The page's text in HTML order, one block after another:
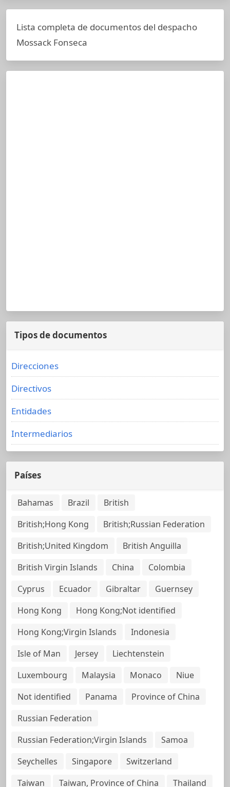
Lista completa de documentos del despacho
Mossack Fonseca
Tipos de documentos
Direcciones
Directivos
Entidades
Intermediarios
Países
Bahamas Brazil
British
British;Hong Kong
British;Russian Federation
British;United Kingdom
British Anguilla
British Virgin Islands
China
Colombia
Cyprus
Ecuador Gibraltar
Guernsey
Hong Kong
Hong Kong;Not identified
Hong Kong;Virgin Islands
Indonesia
Isle of Man
Jersey
Liechtenstein
Luxembourg
Malaysia Monaco
Niue
Not identified
Panama
Province of China
Russian Federation
Russian Federation;Virgin Islands
Samoa
Seychelles
Singapore
Switzerland
Taiwan
Taiwan, Province of China Thailand